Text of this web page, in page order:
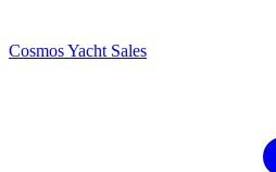
Cosmos Yacht Sales